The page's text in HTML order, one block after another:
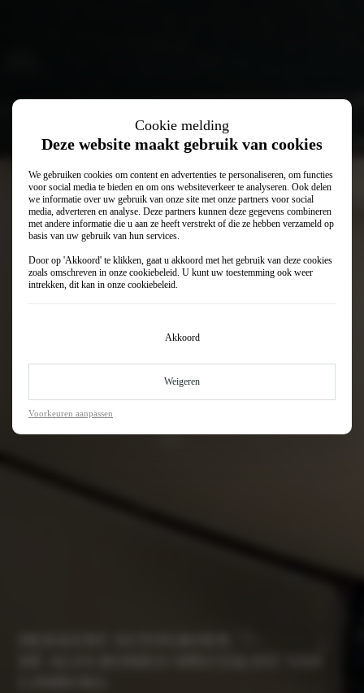
Cookie melding
Deze website maakt gebruik van cookies
We gebruiken cookies om content en advertenties te personaliseren, om functies
voor social media te bieden en om ons websiteverkeer te analyseren. Ook delen
we informatie over uw gebruik van onze site met onze partners voor social
media, adverteren en analyse. Deze partners kunnen deze gegevens combineren
met andere informatie die u aan ze heeft verstrekt of die ze hebben verzameld op
basis van uw gebruik van hun services.
Door op 'Akkoord' te klikken, gaat u akkoord met het gebruik van deze cookies
zoals omschreven in onze cookiebeleid . U kunt uw toestemming ook weer
intrekken, dit kan in onze cookiebeleid
Akkoord
Weigeren
Voorkeuren aanpassen